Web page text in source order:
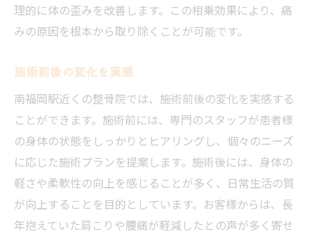
理的に体の歪みを改善します。この相乗効果により、痛
みの原因を根本から取り除くことが可能です。
施術前後の変化を実感
南福岡駅近くの整骨院では、施術前後の変化を実感する
ことができます。施術前には、専門のスタッフが患者様
の身体の状態をしっかりとヒアリングし、個々のニーズ
に応じた施術プランを提案します。施術後には、身体の
軽さや柔軟性の向上を感じることが多く、日常生活の質
が向上することを目的としています。お客様からは、長
年抱えていた肩こりや腰痛が軽減したとの声が多く寄せ